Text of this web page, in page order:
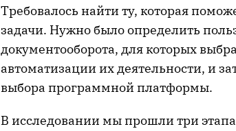
Требовалось найти ту, которая
задачи. Нужно было определить
документооборота, для которых
автоматизации их деятельности, и
выбора программной платформы.
В исследовании мы прошли три